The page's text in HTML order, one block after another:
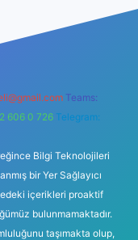
Teams:
606 0 726 Telegram:
Bilgi Teknolojileri
bir Yer Sağlayıcı
içerikleri proaktif
bulunmamaktadır.
taşımakta olup,